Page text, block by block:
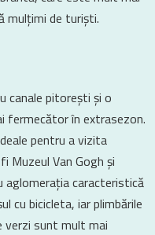
mulțimi de turiști.
canale pitorești și o
fermecător în extrasezon.
pentru a vizita
Muzeul Van Gogh și
aglomerația caracteristică
cu bicicleta, iar plimbările
verzi sunt mult mai